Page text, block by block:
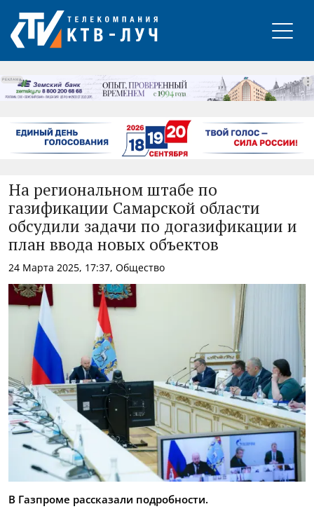
РЕКЛАМА
На региональном штабе по
газификации Самарской области
обсудили задачи по догазификации и
план ввода новых объектов
24 Марта 2025, 17:37, Общество
В Газпроме рассказали подробности.